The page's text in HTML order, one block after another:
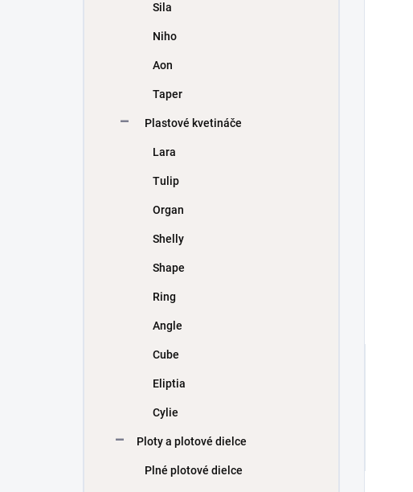
Sila
Niho
Aon
Taper
Plastové kvetináče
Lara
Tulip
Organ
Shelly
Shape
Ring
Angle
Cube
Eliptia
Cylie
Ploty a plotové dielce
Plné plotové dielce